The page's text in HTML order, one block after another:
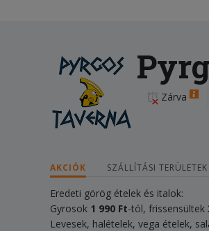
Zárva
AKCIÓK SZÁLLÍTÁSI TERÜLETEK
Eredeti görög ételek és italok:
Gyrosok 1 990 Ft-tól, frissensültek
Levesek, halételek, vega ételek,